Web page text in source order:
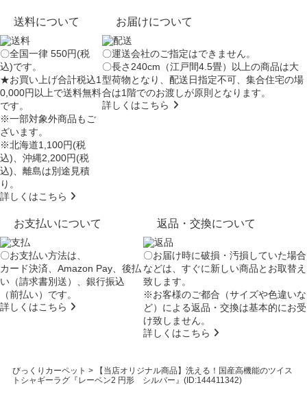
送料について
〇全国一律 550円(税
込)です。
★お買い上げ合計税込1
0,000円以上で送料無料
です。
※一部対象外商品もご
ざいます。
※北海道1,100円(税
込)、沖縄2,200円(税
込)、離島は別途見積
り。
詳しくはこちら
お届けについて
〇運送会社のご指定はできません。
〇長さ240cm（江戸間4.5畳）以上の商品は大
型荷物となり、配送日指定不可 、集合住宅の場
合は1階でのお渡しが原則となります。
詳しくはこちら
お支払いについて
〇お支払い方法は、
カード決済、Amazon Pay、後払
い（請求書別送）、銀行振込
（前払い）です。
詳しくはこちら
返品・交換について
〇お届け時に破損・汚損していた場合
などは、すぐに新しい商品とお取替え
致します。
※お客様のご都合（サイズや色違いな
ど）による返品・交換は基本的にお受
け致しません。
詳しくはこちら
びっくりカーペット >
【当店オリジナル商品】洗える！国産高機能のツイス
トシャギーラグ『レーベン2 円形 シルバー』(ID:144411342)